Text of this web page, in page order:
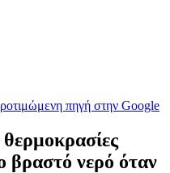
πηγή στην Google
βραστό νερό όταν